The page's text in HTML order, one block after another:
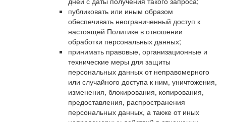
публиковать или иным образом
обеспечивать неограниченный доступ к
настоящей Политике в отношении
обработки персональных данных;
принимать правовые, организационные и
технические меры для защиты
персональных данных от неправомерного
или случайного доступа к ним, уничтожения,
изменения, блокирования, копирования,
предоставления, распространения
персональных данных, а также от иных